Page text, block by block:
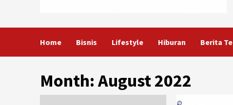
Home Bisnis Lifestyle Hiburan Berita
Month: August 2022